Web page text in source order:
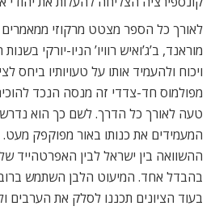
לאורך כל הספר מצטט מרקוזי
ויכוח ולהעמיד אותו על טעויותיו ביחס
מפולמוס חד-צדדי זה מנסה הנכד
טעה לאורך כל הדרך. לשם כך הוא נדרש
המעמידים את כנותו באור מפוקפק
ההשוואה בין ישראל לבין האפרטהייד
בהבדל אחד. המיעוט הלבן השתמש
בעוד הציונים תכננו לסלק את הערבים